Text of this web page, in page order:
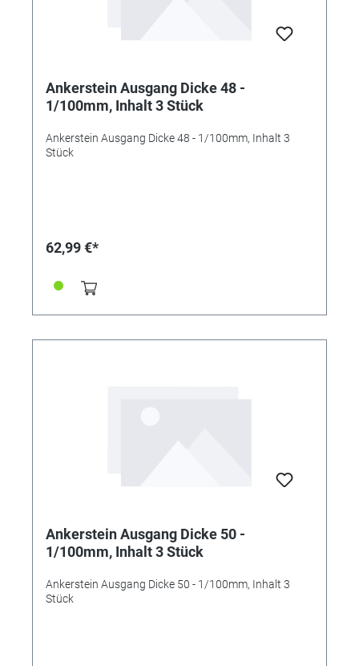
Ankerstein Ausgang Dicke 48 -
1/100mm, Inhalt 3 Stück
Ankerstein Ausgang Dicke 48 - 1/100mm, Inhalt 3
Stück
62,99 €*
Ankerstein Ausgang Dicke 50 -
1/100mm, Inhalt 3 Stück
Ankerstein Ausgang Dicke 50 - 1/100mm, Inhalt 3
Stück